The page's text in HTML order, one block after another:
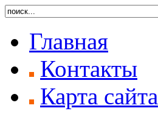
Главная
Контакты
Карта сайта